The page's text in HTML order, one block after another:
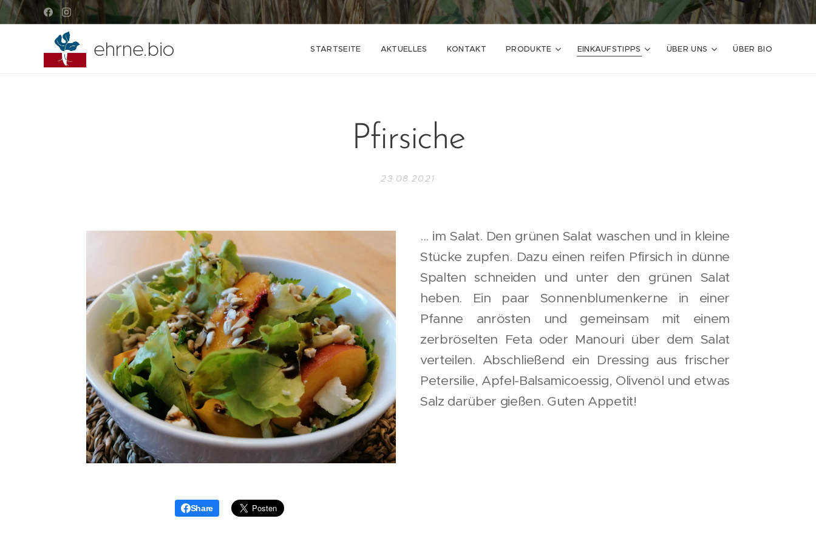
ehrne.bio STARTSEITE AKTUELLES KONTAKT PRODUKTE EINKAUFSTIPPS ÜBER UNS ÜBER BIO
Pfirsiche
23.08.2021
... im Salat. Den grünen Salat waschen und in kleine
Stücke zupfen. Dazu einen reifen Pfirsich in dünne
Spalten schneiden und unter den grünen Salat
heben. Ein paar Sonnenblumenkerne in einer
Pfanne anrösten und gemeinsam mit einem
zerbröselten Feta oder Manouri über dem Salat
verteilen. Abschließend ein Dressing aus frischer
Petersilie, Apfel-Balsamicoessig, Olivenöl und etwas
Salz darüber gießen. Guten Appetit!
Share